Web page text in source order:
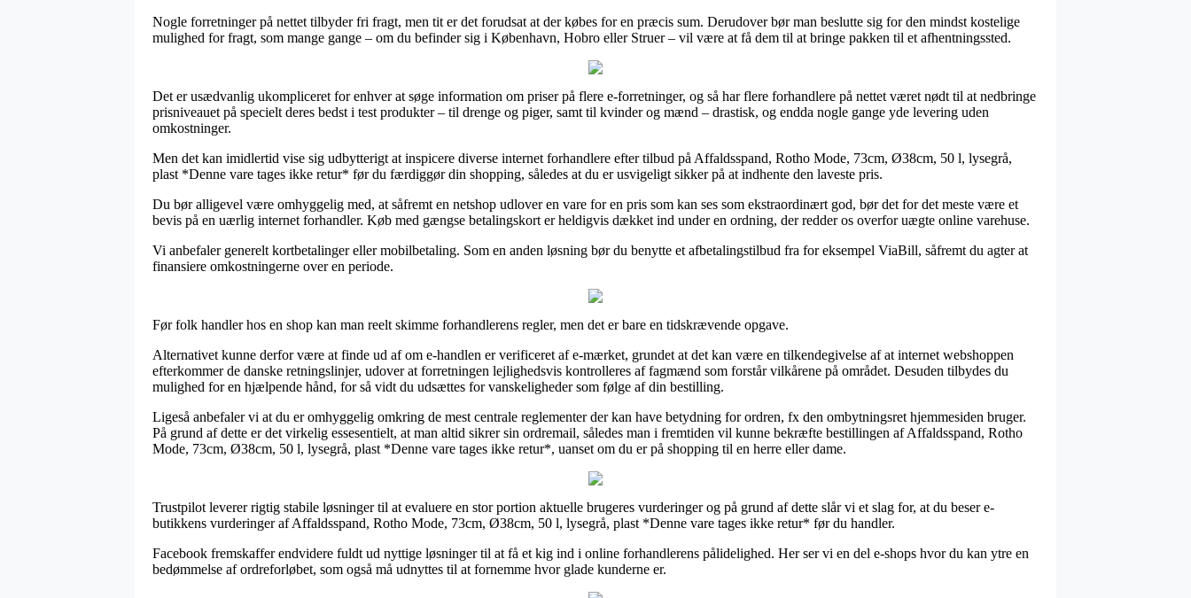
Nogle forretninger på nettet tilbyder fri fragt, men tit er det forudsat at der købes for en præcis sum. Derudover bør man beslutte sig for den mindst kostelige
mulighed for fragt, som mange gange – om du befinder sig i København, Hobro eller Struer – vil være at få dem til at bringe pakken til et afhentningssted.
Det er usædvanlig ukompliceret for enhver at søge information om priser på flere e-forretninger, og så har flere forhandlere på nettet været nødt til at nedbringe
prisniveauet på specielt deres bedst i test produkter – til drenge og piger, samt til kvinder og mænd – drastisk, og endda nogle gange yde levering uden
omkostninger.
Men det kan imidlertid vise sig udbytterigt at inspicere diverse internet forhandlere efter tilbud på Affaldsspand, Rotho Mode, 73cm, Ø38cm, 50 l, lysegrå,
plast *Denne vare tages ikke retur* før du færdiggør din shopping, således at du er usvigeligt sikker på at indhente den laveste pris.
Du bør alligevel være omhyggelig med, at såfremt en netshop udlover en vare for en pris som kan ses som ekstraordinært god, bør det for det meste være et
bevis på en uærlig internet forhandler. Køb med gængse betalingskort er heldigvis dækket ind under en ordning, der redder os overfor uægte online varehuse.
Vi anbefaler generelt kortbetalinger eller mobilbetaling. Som en anden løsning bør du benytte et afbetalingstilbud fra for eksempel ViaBill, såfremt du agter at
finansiere omkostningerne over en periode.
Før folk handler hos en shop kan man reelt skimme forhandlerens regler, men det er bare en tidskrævende opgave.
Alternativet kunne derfor være at finde ud af om e-handlen er verificeret af e-mærket, grundet at det kan være en tilkendegivelse af at internet webshoppen
efterkommer de danske retningslinjer, udover at forretningen lejlighedsvis kontrolleres af fagmænd som forstår vilkårene på området. Desuden tilbydes du
mulighed for en hjælpende hånd, for så vidt du udsættes for vanskeligheder som følge af din bestilling.
Ligeså anbefaler vi at du er omhyggelig omkring de mest centrale reglementer der kan have betydning for ordren, fx den ombytningsret hjemmesiden bruger.
På grund af dette er det virkelig essesentielt, at man altid sikrer sin ordremail, således man i fremtiden vil kunne bekræfte bestillingen af Affaldsspand, Rotho
Mode, 73cm, Ø38cm, 50 l, lysegrå, plast *Denne vare tages ikke retur*, uanset om du er på shopping til en herre eller dame.
Trustpilot leverer rigtig stabile løsninger til at evaluere en stor portion aktuelle brugeres vurderinger og på grund af dette slår vi et slag for, at du beser e-
butikkens vurderinger af Affaldsspand, Rotho Mode, 73cm, Ø38cm, 50 l, lysegrå, plast *Denne vare tages ikke retur* før du handler.
Facebook fremskaffer endvidere fuldt ud nyttige løsninger til at få et kig ind i online forhandlerens pålidelighed. Her ser vi en del e-shops hvor du kan ytre en
bedømmelse af ordreforløbet, som også må udnyttes til at fornemme hvor glade kunderne er.